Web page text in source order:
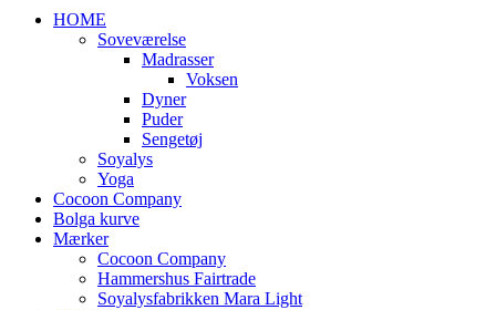
HOME
Soveværelse
Madrasser
Voksen
Dyner
Puder
Sengetøj
Soyalys
Yoga
Cocoon Company
Bolga kurve
Mærker
Cocoon Company
Hammershus Fairtrade
Soyalysfabrikken Mara Light